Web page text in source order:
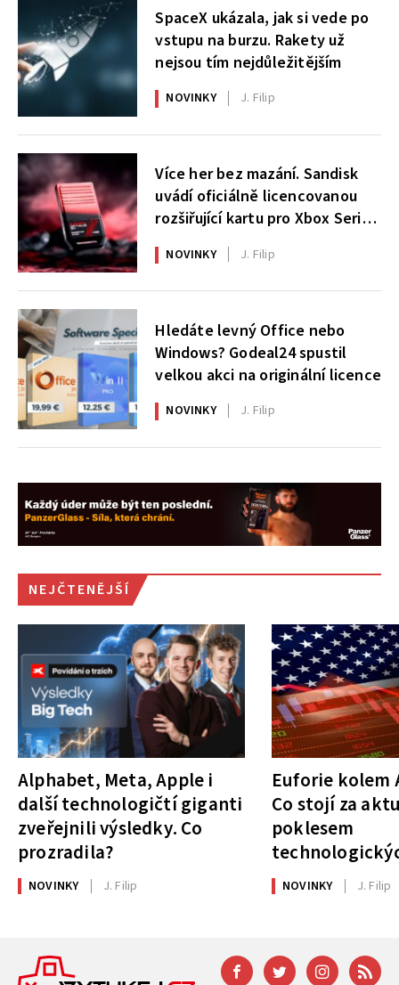
SpaceX ukázala, jak si vede po
vstupu na burzu. Rakety už
nejsou tím nejdůležitějším
NOVINKY J. Filip
Více her bez mazání. Sandisk
uvádí oficiálně licencovanou
rozšiřující kartu pro Xbox Series
X|S
NOVINKY J. Filip
Hledáte levný Office nebo
Windows? Godeal24 spustil
velkou akci na originální licence
NOVINKY J. Filip
NEJČTENĚJŠÍ
Alphabet, Meta, Apple i
další technologičtí giganti
zveřejnili výsledky. Co
prozradila?
NOVINKY J. Filip
Euforie kolem
Co stojí za
poklesem
NOVINKY J. Filip